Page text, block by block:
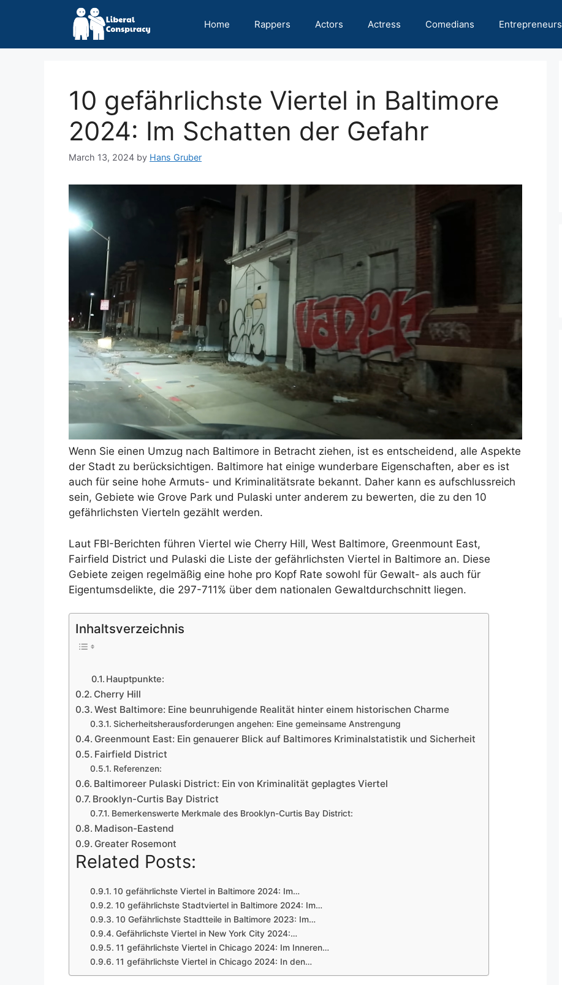
Home Rappers Actors Actress Comedians Entrepreneurs
10 gefährlichste Viertel in Baltimore
2024: Im Schatten der Gefahr
March 13, 2024 by Hans Gruber
Wenn Sie einen Umzug nach Baltimore in Betracht ziehen, ist es entscheidend, alle Aspekte
der Stadt zu berücksichtigen. Baltimore hat einige wunderbare Eigenschaften, aber es ist
auch für seine hohe Armuts- und Kriminalitätsrate bekannt. Daher kann es aufschlussreich
sein, Gebiete wie Grove Park und Pulaski unter anderem zu bewerten, die zu den 10
gefährlichsten Vierteln gezählt werden.
Laut FBI-Berichten führen Viertel wie Cherry Hill, West Baltimore, Greenmount East,
Fairfield District und Pulaski die Liste der gefährlichsten Viertel in Baltimore an. Diese
Gebiete zeigen regelmäßig eine hohe pro Kopf Rate sowohl für Gewalt- als auch für
Eigentumsdelikte, die 297-711% über dem nationalen Gewaltdurchschnitt liegen.
Inhaltsverzeichnis
Hauptpunkte:
Cherry Hill
West Baltimore: Eine beunruhigende Realität hinter einem historischen Charme
Sicherheitsherausforderungen angehen: Eine gemeinsame Anstrengung
Greenmount East: Ein genauerer Blick auf Baltimores Kriminalstatistik und Sicherheit
Fairfield District
Referenzen:
Baltimoreer Pulaski District: Ein von Kriminalität geplagtes Viertel
Brooklyn-Curtis Bay District
Bemerkenswerte Merkmale des Brooklyn-Curtis Bay District:
Madison-Eastend
Greater Rosemont
Related Posts:
10 gefährlichste Viertel in Baltimore 2024: Im…
10 gefährlichste Stadtviertel in Baltimore 2024: Im…
10 Gefährlichste Stadtteile in Baltimore 2023: Im…
Gefährlichste Viertel in New York City 2024:…
11 gefährlichste Viertel in Chicago 2024: Im Inneren…
11 gefährlichste Viertel in Chicago 2024: In den…